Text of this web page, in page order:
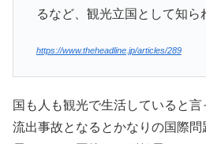
るなど、観光立国として知ら
https://www.theheadline.jp/articles/289
国も人も観光で生活していると
流出事故となるとかなりの国際